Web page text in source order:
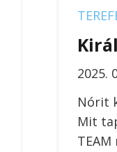
2025.
Nórit
Mit